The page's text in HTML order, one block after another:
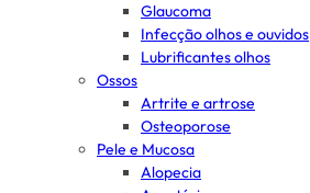
Glaucoma
Infecção olhos e ouvidos
Lubrificantes olhos
Ossos
Artrite e artrose
Osteoporose
Pele e Mucosa
Alopecia